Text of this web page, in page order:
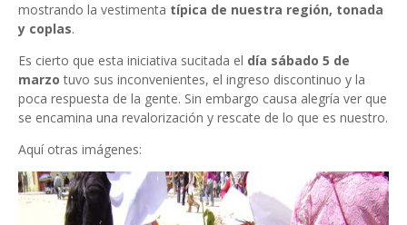
mostrando la vestimenta típica de nuestra región, tonada
y coplas.
Es cierto que esta iniciativa sucitada el día sábado 5 de
marzo tuvo sus inconvenientes, el ingreso discontinuo y la
poca respuesta de la gente. Sin embargo causa alegría ver que
se encamina una revalorización y rescate de lo que es nuestro.
Aquí otras imágenes: